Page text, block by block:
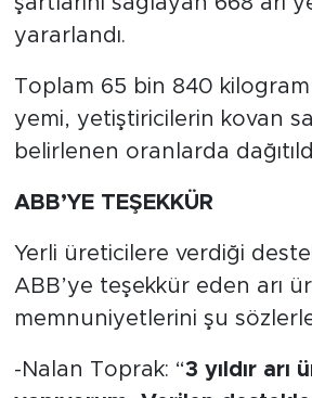
Yerli üreticilere verdiği
memnuniyetlerini şu
-Nalan Toprak: “
3 yıldır arı
çok mutluyum ve bunun için
-Faruk Geylani: “15 yıldır
Belediyesi’nin yapmış